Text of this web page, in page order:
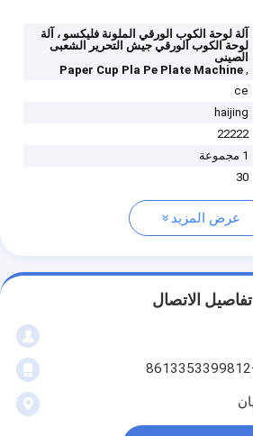
آلة لوحة الكوب الورقي الملونة فليكسو ، آلة
لوحة الكوب الورقي جيش التحرير الشعبى
الصينى
,
Paper Cup Pla Pe Plate Machine
ce
haijing
22222
1 مجموعة
30
عرض المزيد
تفاصيل الاتصال